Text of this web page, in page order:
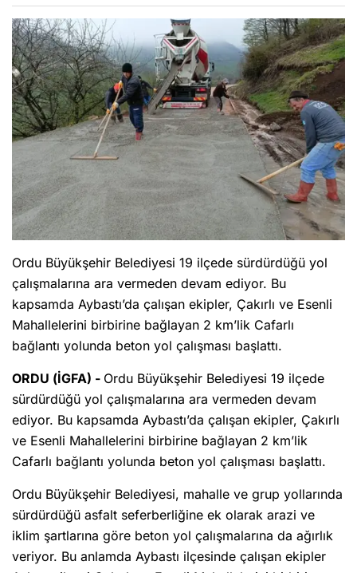
Ordu Büyükşehir Belediyesi 19 ilçede sürdürdüğü yol
çalışmalarına ara vermeden devam ediyor. Bu
kapsamda Aybastı’da çalışan ekipler, Çakırlı ve Esenli
Mahallelerini birbirine bağlayan 2 km’lik Cafarlı
bağlantı yolunda beton yol çalışması başlattı.
ORDU (İGFA) - Ordu Büyükşehir Belediyesi 19 ilçede
sürdürdüğü yol çalışmalarına ara vermeden devam
ediyor. Bu kapsamda Aybastı’da çalışan ekipler, Çakırlı
ve Esenli Mahallelerini birbirine bağlayan 2 km’lik
Cafarlı bağlantı yolunda beton yol çalışması başlattı.
Ordu Büyükşehir Belediyesi, mahalle ve grup yollarında
sürdürdüğü asfalt seferberliğine ek olarak arazi ve
iklim şartlarına göre beton yol çalışmalarına da ağırlık
veriyor. Bu anlamda Aybastı ilçesinde çalışan ekipler